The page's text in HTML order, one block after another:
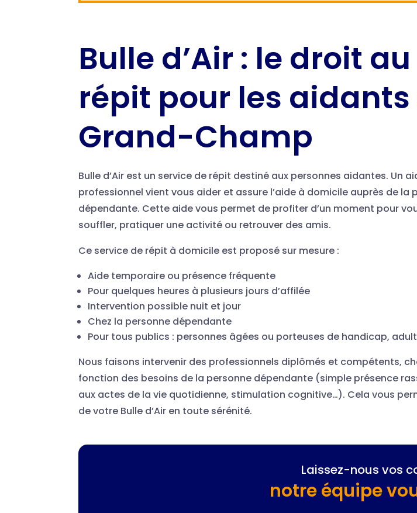
Bulle d’Air : le droit au
répit pour les aidants
Grand-Champ
Bulle d’Air est un service de répit destiné aux personnes aidantes. Un
professionnel vient vous aider et assure l’aide à domicile auprès de la
dépendante. Cette aide vous permet de profiter d’un moment pour
souffler, pratiquer une activité ou retrouver des amis.
Ce service de répit à domicile est proposé sur mesure :
Aide temporaire ou présence fréquente
Pour quelques heures à plusieurs jours d’affilée
Intervention possible nuit et jour
Chez la personne dépendante
Pour tous publics : personnes âgées ou porteuses de handicap,
Nous faisons intervenir des professionnels diplômés et compétents,
fonction des besoins de la personne dépendante (simple présence
aux actes de la vie quotidienne, stimulation cognitive…). Cela vous
de votre Bulle d’Air en toute sérénité.
Laissez-nous vos
notre équipe